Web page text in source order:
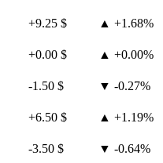
+9.25 $
▲ +1.68%
+0.00 $
▲ +0.00%
-1.50 $
▼ -0.27%
+6.50 $
▲ +1.19%
-3.50 $
▼ -0.64%